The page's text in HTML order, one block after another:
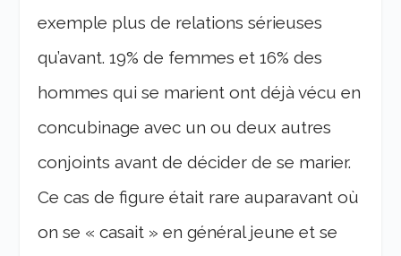
exemple plus de relations sérieuses
qu’avant. 19% de femmes et 16% des
hommes qui se marient ont déjà vécu en
concubinage avec un ou deux autres
conjoints avant de décider de se marier.
Ce cas de figure était rare auparavant où
on se « casait » en général jeune et se